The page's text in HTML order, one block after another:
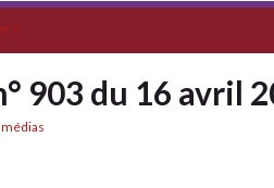
»
903 du 16 avril